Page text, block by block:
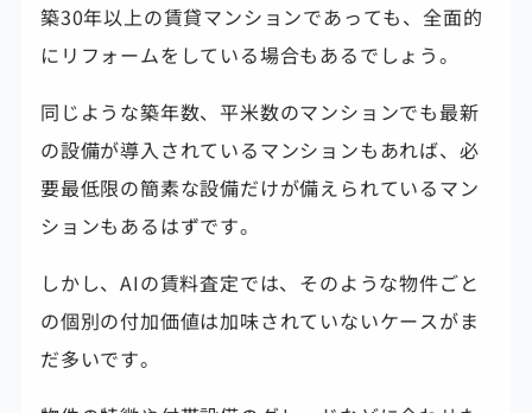
築30年以上の賃貸マンションであっても、全面的
にリフォームをしている場合もあるでしょう。
同じような築年数、平米数のマンションでも最新
の設備が導入されているマンションもあれば、必
要最低限の簡素な設備だけが備えられているマン
ションもあるはずです。
しかし、AIの賃料査定では、そのような物件ごと
の個別の付加価値は加味されていないケースがま
だ多いです。